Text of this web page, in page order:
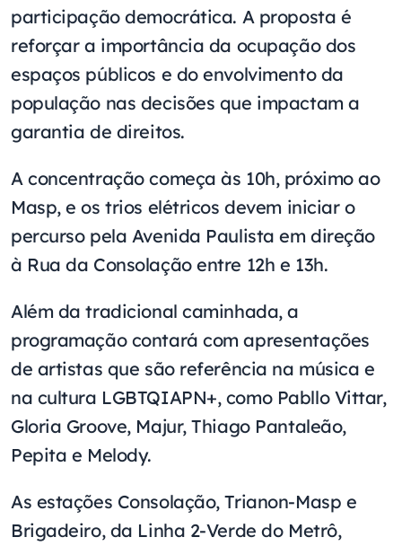
participação democrática. A proposta é
reforçar a importância da ocupação dos
espaços públicos e do envolvimento da
população nas decisões que impactam a
garantia de direitos.
A concentração começa às 10h, próximo ao
Masp, e os trios elétricos devem iniciar o
percurso pela Avenida Paulista em direção
à Rua da Consolação entre 12h e 13h.
Além da tradicional caminhada, a
programação contará com apresentações
de artistas que são referência na música e
na cultura LGBTQIAPN+, como Pabllo Vittar,
Gloria Groove, Majur, Thiago Pantaleão,
Pepita e Melody.
As estações Consolação, Trianon-Masp e
Brigadeiro, da Linha 2-Verde do Metrô,